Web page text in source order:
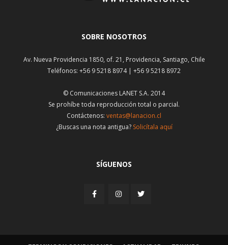
SOBRE NOSOTROS
Av. Nueva Providencia 1850, of. 21, Providencia, Santiago, Chile
Teléfonos: +56 9 5218 8974 | +56 9 5218 8972
© Comunicaciones LANET S.A. 2014
Se prohíbe toda reproducción total o parcial.
Contáctenos: ventas@lanacion.cl
¿Buscas una nota antigua? Solicítala aquí
SÍGUENOS